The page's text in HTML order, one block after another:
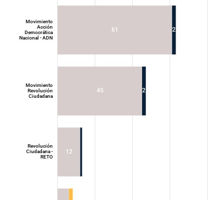
12
45
61
2
2
Revolución
Ciudadana -
RETO
Movimiento
Revolución
Ciudadana
Movimiento
Acción
Democrática
Nacional - ADN